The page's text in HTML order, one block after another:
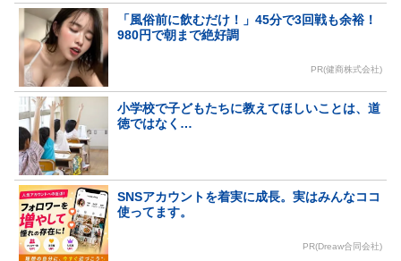
「風俗前に飲むだけ！」45分で3回戦も余裕！
980円で朝まで絶好調
PR(健商株式会社)
小学校で子どもたちに教えてほしいことは、道
徳ではなく…
SNSアカウントを着実に成長。実はみんなココ
使ってます。
PR(Dreaw合同会社)